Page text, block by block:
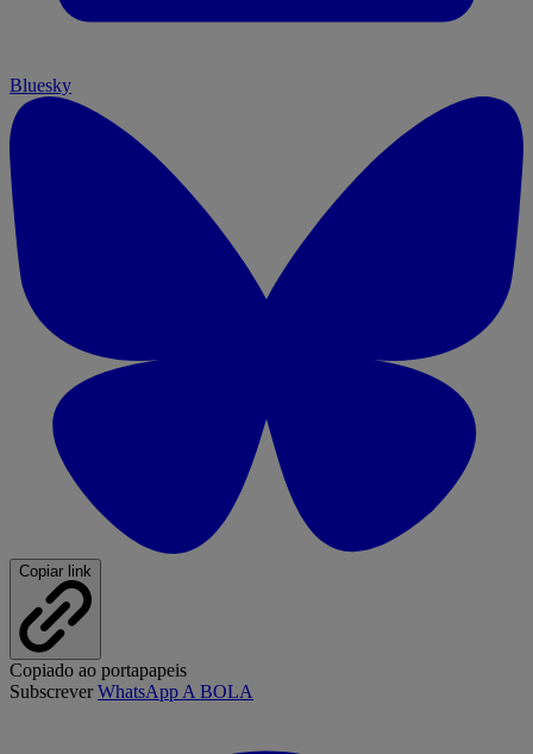
Bluesky
Copiar link
Copiado ao portapapeis
SubscreverWhatsApp A BOLA